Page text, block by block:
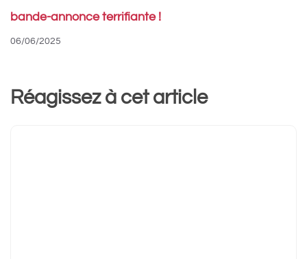
bande-annonce terrifiante !
06/06/2025
Réagissez à cet article